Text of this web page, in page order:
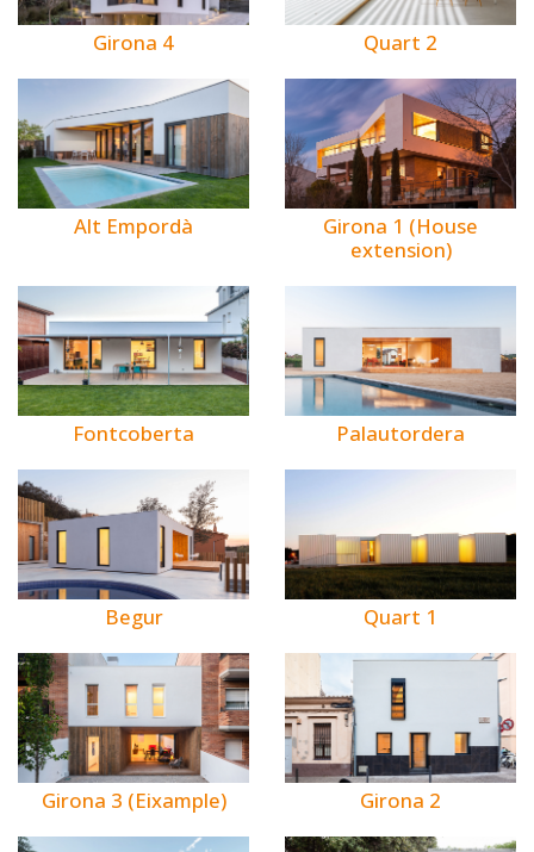
Girona 4 Quart 2
Alt Empordà
Girona 1 (House
extension)
Fontcoberta Palautordera
Begur Quart 1
Girona 3 (Eixample) Girona 2